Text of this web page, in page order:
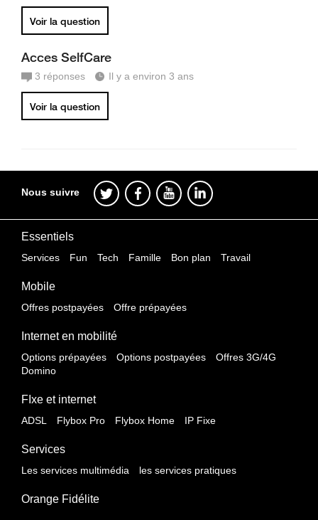
Voir la question
Acces SelfCare
3 réponses Il y a environ 3 ans
Voir la question
Nous suivre
Essentiels
Services Fun Tech Famille Bon plan Travail
Mobile
Offres postpayées Offre prépayées
Internet en mobilité
Options prépayées Options postpayées
Offres 3G/4G
Domino
FIxe et internet
ADSL Flybox Pro Flybox Home IP Fixe
Services
Les services multimédia les services pratiques
Orange Fidélite